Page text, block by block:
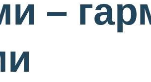
–